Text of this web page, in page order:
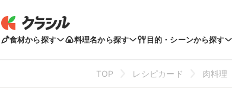
食材から探す 料理名から探す 目的・シーンから探す
TOP レシピカード 肉料理